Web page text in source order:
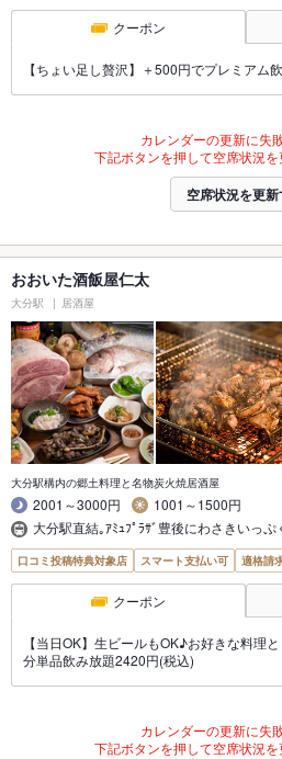
クーポン
【ちょい足し贅沢】＋500円でプレミアム
カレンダーの更新に失
下記ボタンを押して空席状況を
空席状況を更新
おおいた酒飯屋仁太
大分駅 居酒屋
大分駅構内の郷土料理と名物炭火焼居酒屋
2001～3000円
1001～1500円
大分駅直結｡ｱﾐｭﾌﾟﾗｻﾞ豊後にわさきいっぷ
口コミ投稿特典対象店 スマート支払い可 適格請
クーポン
【当日OK】生ビールもOK♪お好きな料理
分単品飲み放題2420円(税込)
カレンダーの更新に失
下記ボタンを押して空席状況を